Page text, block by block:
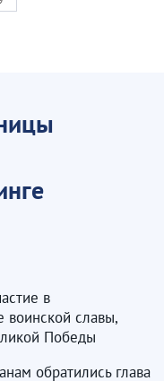
в
воинской славы,
Победы
обратились глава